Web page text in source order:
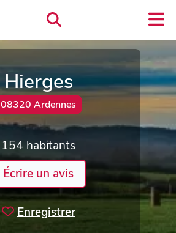
Hierges
08320 Ardennes
154 habitants
Écrire un avis
Enregistrer